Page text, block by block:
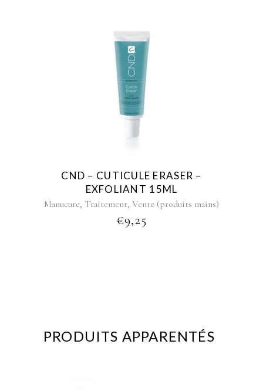
CND – CUTICULE ERASER –
EXFOLIANT 15ML
Manucure, Traitement, Vente (produits mains)
€9,25
PRODUITS APPARENTÉS